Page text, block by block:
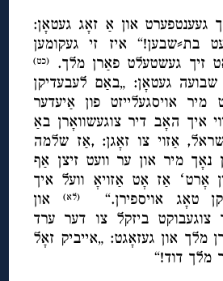
געענטפערט און אַ זאָג געטאָן:
בת⸗שבען!“ איז זי געקומען
זיך געשטעלט פאַרן מלך.
(כט)
געטאָן: „באַם לעבעדיקן
אויסגעלייזט פון אַיעדער
איך האָב דיר צוגעשוואָרן באַ
אַזוי צו זאָגן: ,אַז שלמה
נאָך מיר און ער וועט זיצן אַף
מיין טראָן אַף מיין אָרטʻ אַז אָט אַזויאָ וועל איך
טאָג אויספירן.“(לא)
און
ביזקל צו דער ערד
מלך און געזאָגט: „אייביק זאָל
מלך דוד!“